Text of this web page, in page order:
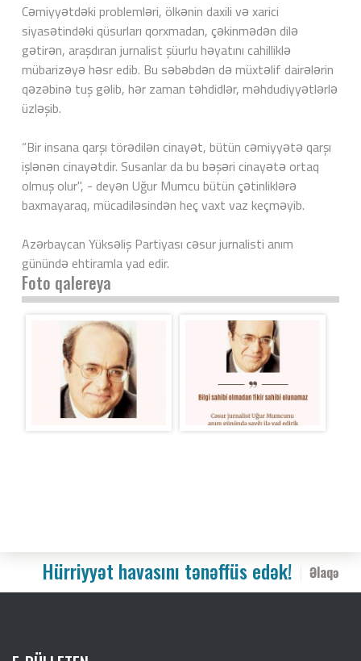
Cəmiyyətdəki problemləri, ölkənin daxili və xarici
siyasətindəki qüsurları qorxmadan, çəkinmədən dilə
gətirən, araşdıran jurnalist şüurlu həyatını cahilliklə
mübarizəyə həsr edib. Bu səbəbdən də müxtəlif dairələrin
qəzəbinə tuş gəlib, hər zaman təhdidlər, məhdudiyyətlərlə
üzləşib.
“Bir insana qarşı törədilən cinayət, bütün cəmiyyətə qarşı
işlənən cinayətdir. Susanlar da bu bəşəri cinayətə ortaq
olmuş olur", - deyən Uğur Mumcu bütün çətinliklərə
baxmayaraq, mücadiləsindən heç vaxt vaz keçməyib.
Azərbaycan Yüksəliş Partiyası cəsur jurnalisti anım
günündə ehtiramla yad edir.
Foto qalereya
Hürriyyət havasını tənəffüs edək! Əlaqə